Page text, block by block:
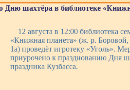
Дню шахтёра в библиотеке
12 августа в 12:00 библиотека
«Книжная планета» (ж. р. Боровой,
1а) проведёт игротеку «Уголь».
приурочено к празднованию Дня
праздника Кузбасса.